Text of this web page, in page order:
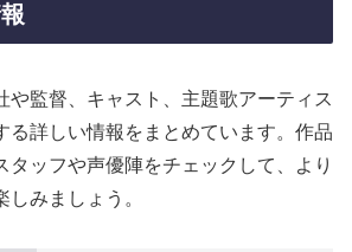
や監督、キャスト、主題歌アーティス
る詳しい情報をまとめています。作品
タッフや声優陣をチェックして、より
みましょう。